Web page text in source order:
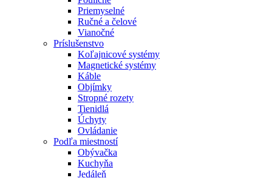
Priemyselné
Ručné a čelové
Vianočné
Príslušenstvo
Koľajnicové systémy
Magnetické systémy
Káble
Objímky
Stropné rozety
Tienidlá
Úchyty
Ovládanie
Podľa miestností
Obývačka
Kuchyňa
Jedáleň